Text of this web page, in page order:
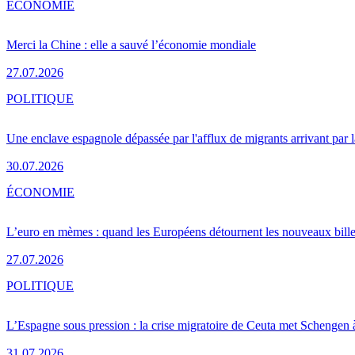
Merci la Chine : elle a sauvé l’économie mondiale
27.07.2026
ÉCONOMIE
Une enclave espagnole dépassée par l'afflux de migrants arrivant par
30.07.2026
POLITIQUE
L’euro en mèmes : quand les Européens détournent les nouveaux
27.07.2026
ÉCONOMIE
L’Espagne sous pression : la crise migratoire de Ceuta met Schengen
POLITIQUE